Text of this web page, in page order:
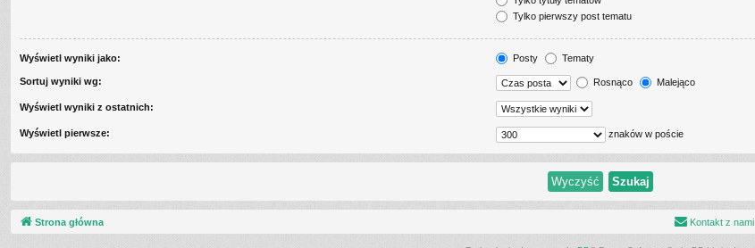
Tylko pierwszy post tematu
Wyświetl wyniki jako: Posty Tematy
Sortuj wyniki wg: Rosnąco Malejąco
Wyświetl wyniki z ostatnich:
Wyświetl pierwsze: znaków w poście
Strona główna Kontakt z nami